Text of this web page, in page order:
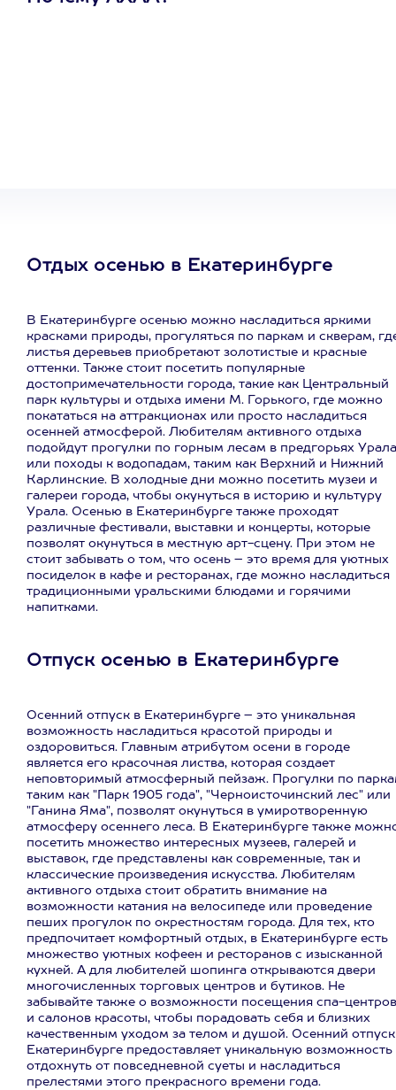
Отдых осенью в Екатеринбурге
В Екатеринбурге осенью можно насладиться яркими
красками природы, прогуляться по паркам и скверам,
листья деревьев приобретают золотистые и красные
оттенки. Также стоит посетить популярные
достопримечательности города, такие как Центральный
парк культуры и отдыха имени М. Горького, где можно
покататься на аттракционах или просто насладиться
осенней атмосферой. Любителям активного отдыха
подойдут прогулки по горным лесам в предгорьях Урала
или походы к водопадам, таким как Верхний и Нижний
Карлинские. В холодные дни можно посетить музеи и
галереи города, чтобы окунуться в историю и культуру
Урала. Осенью в Екатеринбурге также проходят
различные фестивали, выставки и концерты, которые
позволят окунуться в местную арт-сцену. При этом не
стоит забывать о том, что осень – это время для уютных
посиделок в кафе и ресторанах, где можно насладиться
традиционными уральскими блюдами и горячими
напитками.
Отпуск осенью в Екатеринбурге
Осенний отпуск в Екатеринбурге – это уникальная
возможность насладиться красотой природы и
оздоровиться. Главным атрибутом осени в городе
является его красочная листва, которая создает
неповторимый атмосферный пейзаж. Прогулки по
таким как "Парк 1905 года", "Черноисточинский лес" или
"Ганина Яма", позволят окунуться в умиротворенную
атмосферу осеннего леса. В Екатеринбурге также
посетить множество интересных музеев, галерей и
выставок, где представлены как современные, так и
классические произведения искусства. Любителям
активного отдыха стоит обратить внимание на
возможности катания на велосипеде или проведение
пеших прогулок по окрестностям города. Для тех, кто
предпочитает комфортный отдых, в Екатеринбурге есть
множество уютных кофеен и ресторанов с изысканной
кухней. А для любителей шопинга открываются двери
многочисленных торговых центров и бутиков. Не
забывайте также о возможности посещения спа-центров
и салонов красоты, чтобы порадовать себя и близких
качественным уходом за телом и душой. Осенний
Екатеринбурге предоставляет уникальную возможность
отдохнуть от повседневной суеты и насладиться
прелестями этого прекрасного времени года.